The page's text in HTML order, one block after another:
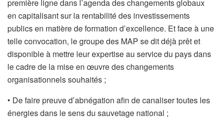
première ligne dans l’agenda des changements globaux
en capitalisant sur la rentabilité des investissements
publics en matière de formation d’excellence. Et face à une
telle convocation, le groupe des MAP se dit déjà prêt et
disponible à mettre leur expertise au service du pays dans
le cadre de la mise en œuvre des changements
organisationnels souhaités ;
• De faire preuve d’abnégation afin de canaliser toutes les
énergies dans le sens du sauvetage national ;